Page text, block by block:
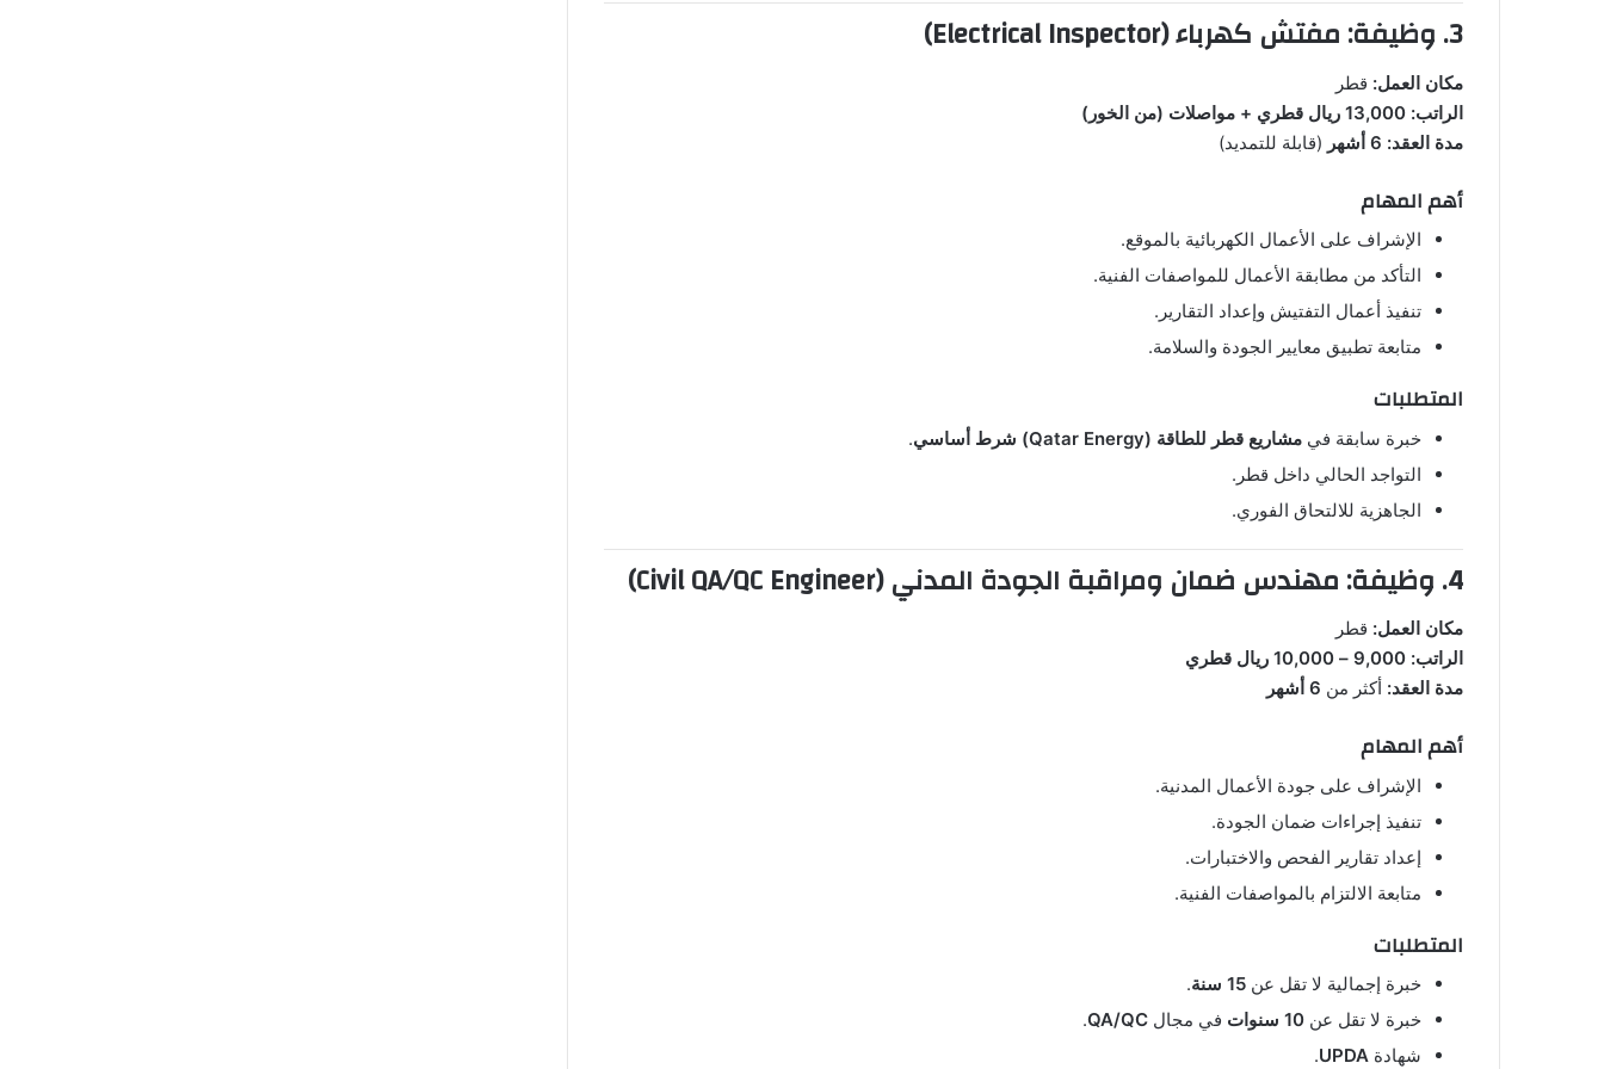
3. وظيفة: مفتش كهرباء (Electrical Inspector)
مكان العمل: قطر
الراتب: 13,000 ريال قطري + مواصلات (من الخور)
مدة العقد: 6 أشهر (قابلة للتمديد)
أهم المهام
الإشراف على الأعمال الكهربائية بالموقع.
التأكد من مطابقة الأعمال للمواصفات الفنية.
تنفيذ أعمال التفتيش وإعداد التقارير.
متابعة تطبيق معايير الجودة والسلامة.
المتطلبات
خبرة سابقة في مشاريع قطر للطاقة (Qatar Energy) شرط أساسي.
التواجد الحالي داخل قطر.
الجاهزية للالتحاق الفوري.
4. وظيفة: مهندس ضمان ومراقبة الجودة المدني (Civil QA/QC Engineer)
مكان العمل: قطر
الراتب: 9,000 – 10,000 ريال قطري
مدة العقد: أكثر من 6 أشهر
أهم المهام
الإشراف على جودة الأعمال المدنية.
تنفيذ إجراءات ضمان الجودة.
إعداد تقارير الفحص والاختبارات.
متابعة الالتزام بالمواصفات الفنية.
المتطلبات
خبرة إجمالية لا تقل عن 15 سنة
.
خبرة لا تقل عن 10 سنوات في مجال QA/QC
.
شهادة UPDA
.